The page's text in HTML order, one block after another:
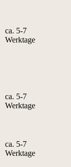
ca. 5-7
Werktage
ca. 5-7
Werktage
ca. 5-7
Werktage